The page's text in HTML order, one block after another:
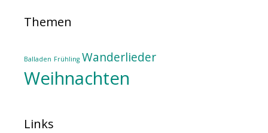
Themen
Balladen Frühling Wanderlieder
Weihnachten
Links